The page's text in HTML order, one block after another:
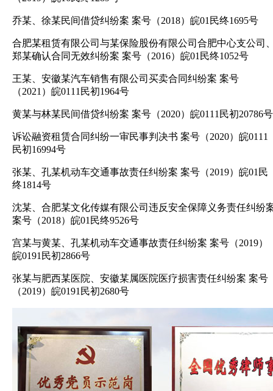
乔某、徐某民间借贷纠纷案 案号（2018）皖01民终1695号
合肥某租赁有限公司与某保险股份有限公司合肥中心支公司
郑某确认合同无效纠纷案 案号（2016）皖01民终1052号
王某、安徽某汽车销售有限公司买卖合同纠纷案 案号
（2021）皖0111民初1964号
黄某与林某民间借贷纠纷案 案号（2020）皖0111民初20786号
诉讼融资租赁合同纠纷一审民事判决书 案号（2020）皖0111
民初16994号
张某、孔某机动车交通事故责任纠纷案 案号（2019）皖01民
终1814号
沈某、合肥某文化传媒有限公司违反安全保障义务责任纠纷
案号（2018）皖01民终9526号
宫某与黄某、孔某机动车交通事故责任纠纷案 案号（2019）
皖0191民初2866号
张某与肥西某医院、安徽某属医院医疗损害责任纠纷案 案号
（2019）皖0191民初2680号